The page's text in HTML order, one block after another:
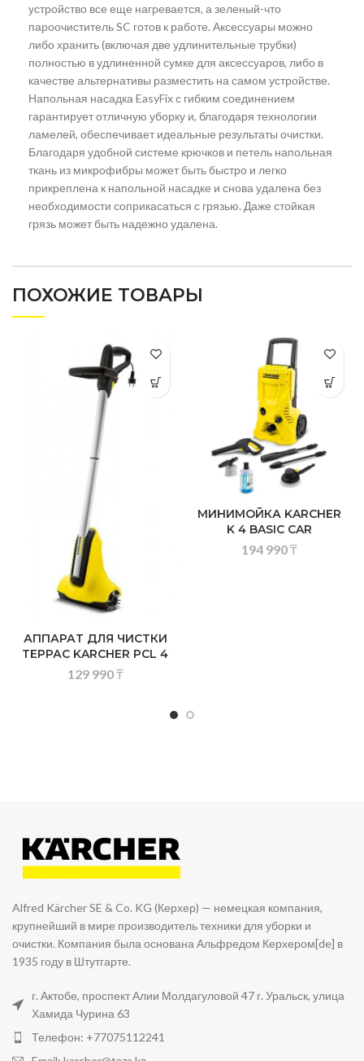
устройство все еще нагревается, а зеленый-что
пароочиститель SC готов к работе. Аксессуары можно
либо хранить (включая две удлинительные трубки)
полностью в удлиненной сумке для аксессуаров, либо в
качестве альтернативы разместить на самом устройстве.
Напольная насадка EasyFix с гибким соединением
гарантирует отличную уборку и, благодаря технологии
ламелей, обеспечивает идеальные результаты очистки.
Благодаря удобной системе крючков и петель напольная
ткань из микрофибры может быть быстро и легко
прикреплена к напольной насадке и снова удалена без
необходимости соприкасаться с грязью. Даже стойкая
грязь может быть надежно удалена.
ПОХОЖИЕ ТОВАРЫ
АППАРАТ ДЛЯ ЧИСТКИ
ТЕРРАС KARCHER PCL 4
129 990₸
МИНИМОЙКА KARCHER
K 4 BASIC CAR
194 990₸
Alfred Kärcher SE & Co. KG (Керхер) — немецкая компания,
крупнейший в мире производитель техники для уборки и
очистки. Компания была основана Альфредом Керхером[de] в
1935 году в Штутгарте.
г. Актобе, проспект Алии Молдагуловой 47 г. Уральск, улица
Хамида Чурина 63
Телефон: +77075112241